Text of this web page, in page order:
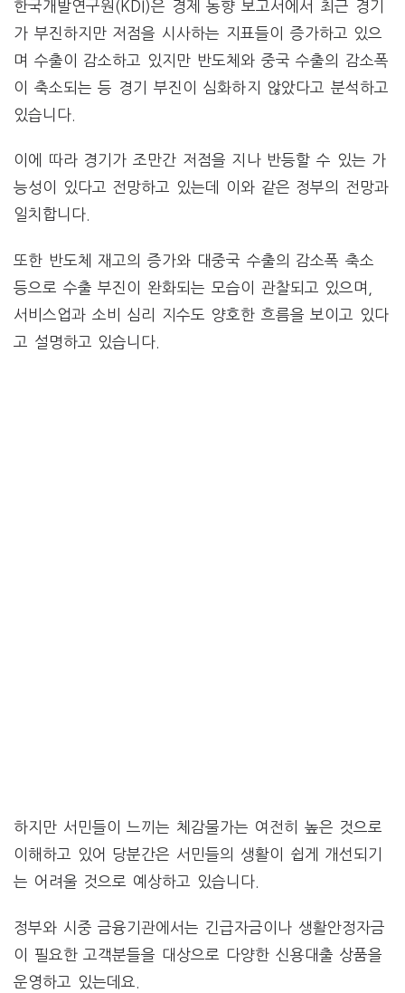
한국개발연구원(KDI)은 경제 동향 보고서에서 최근 경기
가 부진하지만 저점을 시사하는 지표들이 증가하고 있으
며 수출이 감소하고 있지만 반도체와 중국 수출의 감소폭
이 축소되는 등 경기 부진이 심화하지 않았다고 분석하고
있습니다.
이에 따라 경기가 조만간 저점을 지나 반등할 수 있는 가
능성이 있다고 전망하고 있는데 이와 같은 정부의 전망과
일치합니다.
또한 반도체 재고의 증가와 대중국 수출의 감소폭 축소
등으로 수출 부진이 완화되는 모습이 관찰되고 있으며,
서비스업과 소비 심리 지수도 양호한 흐름을 보이고 있다
고 설명하고 있습니다.
하지만 서민들이 느끼는 체감물가는 여전히 높은 것으로
이해하고 있어 당분간은 서민들의 생활이 쉽게 개선되기
는 어려울 것으로 예상하고 있습니다.
정부와 시중 금융기관에서는 긴급자금이나 생활안정자금
이 필요한 고객분들을 대상으로 다양한 신용대출 상품을
운영하고 있는데요.